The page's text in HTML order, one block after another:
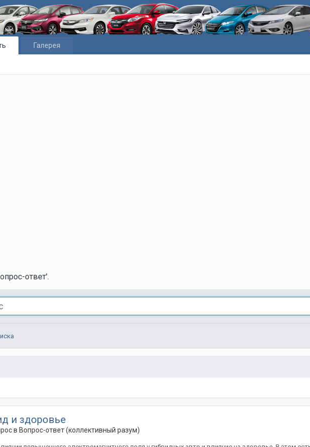
Галерея
ответ'.
и здоровье
в Вопрос-ответ (коллективный разум)